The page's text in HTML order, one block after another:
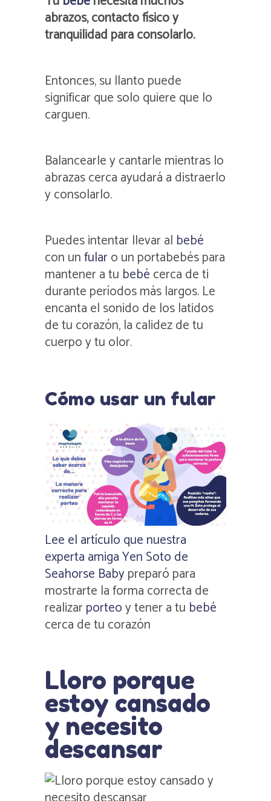
abrazos, contacto físico y
tranquilidad para consolarlo.
Entonces, su llanto puede
significar que solo quiere que lo
carguen.
Balancearle y cantarle mientras lo
abrazas cerca ayudará a distraerlo
y consolarlo.
Puedes intentar llevar al bebé
con unfularo un portabebés para
mantener a tu bebé cerca de ti
durante períodos más largos. Le
encanta el sonido de los latidos
de tu corazón, la calidez de tu
cuerpo y tu olor.
Cómo usar un fular
Lee el artículo que nuestra
experta amiga Yen Soto de
Seahorse Babypreparó para
mostrarte la forma correcta de
realizar porteoy tener a tu bebé
cerca de tu corazón
Lloro porque
estoy cansado
y necesito
descansar